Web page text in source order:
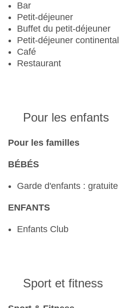
Catégorie nationale : 5 étoiles
Bar
Petit-déjeuner
Buffet du petit-déjeuner
Petit-déjeuner continental
Café
Restaurant
Pour les enfants
Pour les familles
BÉBÉS
Garde d'enfants : gratuite
ENFANTS
Enfants Club
Sport et fitness